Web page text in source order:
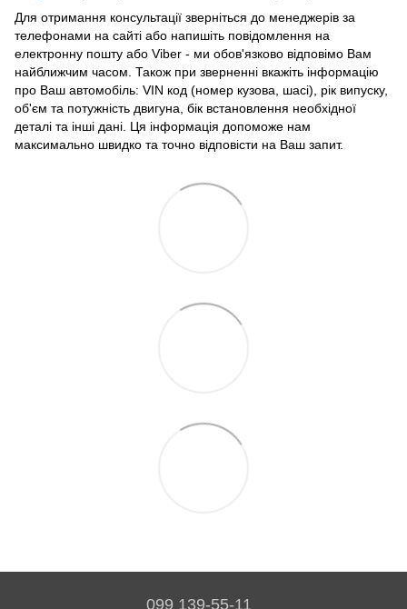
Для отримання консультації зверніться до менеджерів за
телефонами на сайті або напишіть повідомлення на
електронну пошту або Viber - ми обов'язково відповімо Вам
найближчим часом. Також при зверненні вкажіть інформацію
про Ваш автомобіль: VIN код (номер кузова, шасі), рік випуску,
об'єм та потужність двигуна, бік встановлення необхідної
деталі та інші дані. Ця інформація допоможе нам
максимально швидко та точно відповісти на Ваш запит.
099 139-55-11